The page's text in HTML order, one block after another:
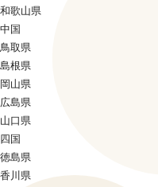
和歌山県
中国
鳥取県
島根県
岡山県
広島県
山口県
四国
徳島県
香川県